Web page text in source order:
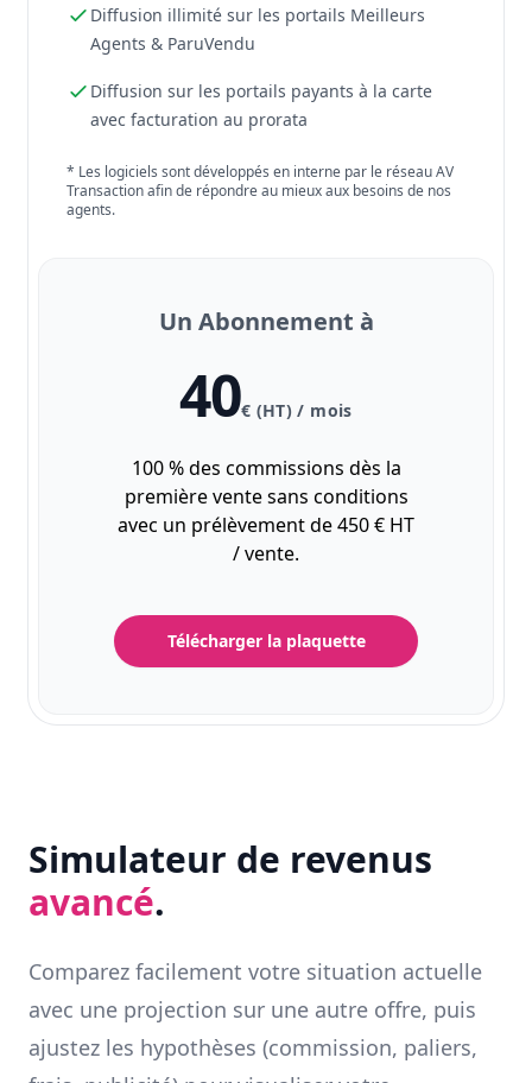
Diffusion illimité sur les portails Meilleurs
Agents & ParuVendu
Diffusion sur les portails payants à la carte
avec facturation au prorata
* Les logiciels sont développés en interne par le réseau AV
Transaction afin de répondre au mieux aux besoins de nos
agents.
Un Abonnement à
40€ (HT) / mois
100 % des commissions dès la
première vente sans conditions
avec un prélèvement de 450 € HT
/ vente.
Télécharger la plaquette
Simulateur de revenus
avancé.
Comparez facilement votre situation actuelle
avec une projection sur une autre offre, puis
ajustez les hypothèses (commission, paliers,